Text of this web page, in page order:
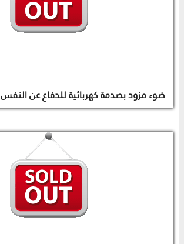
ضوء مزود بصدمة كهربائية للدفاع عن النفس